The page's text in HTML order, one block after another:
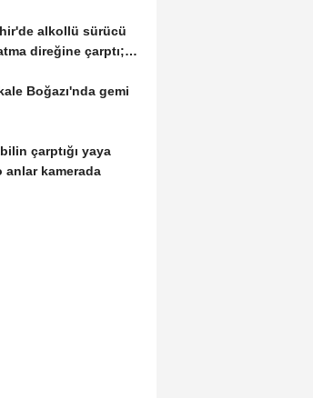
alkollü sürücü
direğine çarptı;
Boğazı'nda gemi
çarptığı yaya
anlar kamerada